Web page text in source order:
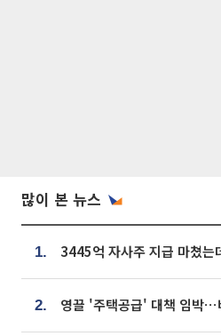
많이 본 뉴스
1.
2.